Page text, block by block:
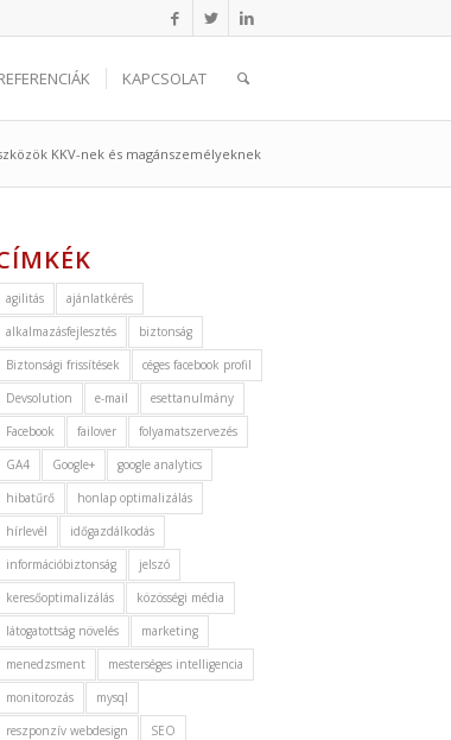
KAPCSOLAT
KKV-nek és magánszemélyeknek
agilitás
ajánlatkérés
alkalmazásfejlesztés
biztonság
Biztonsági frissítések
céges facebook profil
Devsolution
e-mail
esettanulmány
Facebook
failover
folyamatszervezés
GA4
Google+
google analytics
hibatűrő
honlap optimalizálás
hírlevél
időgazdálkodás
információbiztonság
jelszó
keresőoptimalizálás
közösségi média
látogatottság növelés
marketing
menedzsment
mesterséges intelligencia
monitorozás
mysql
reszponzív webdesign
SEO